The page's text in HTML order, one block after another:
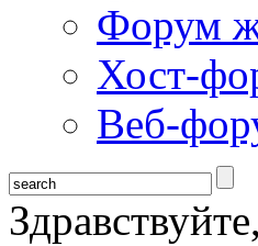
Форум
Хост-
Веб-
Здравствуйте,